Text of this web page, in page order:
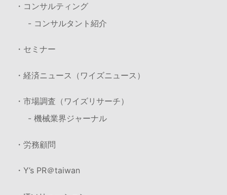
・コンサルティング
- コンサルタント紹介
・セミナー
・経済ニュース（ワイズニュース）
・市場調査（ワイズリサーチ）
- 機械業界ジャーナル
・労務顧問
・Y’s PR＠taiwan